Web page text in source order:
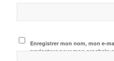
Enregistrer mon nom, mon e-
navigateur pour mon prochain